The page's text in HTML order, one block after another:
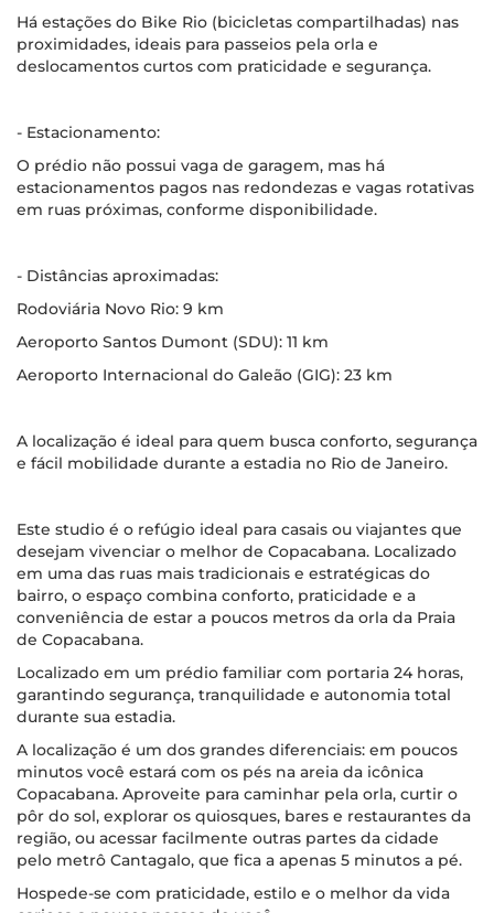
Há estações do Bike Rio (bicicletas compartilhadas) nas
proximidades, ideais para passeios pela orla e
deslocamentos curtos com praticidade e segurança.
- Estacionamento:
O prédio não possui vaga de garagem, mas há
estacionamentos pagos nas redondezas e vagas rotativas
em ruas próximas, conforme disponibilidade.
- Distâncias aproximadas:
Rodoviária Novo Rio: 9 km
Aeroporto Santos Dumont (SDU): 11 km
Aeroporto Internacional do Galeão (GIG): 23 km
A localização é ideal para quem busca conforto, segurança
e fácil mobilidade durante a estadia no Rio de Janeiro.
Este studio é o refúgio ideal para casais ou viajantes que
desejam vivenciar o melhor de Copacabana. Localizado
em uma das ruas mais tradicionais e estratégicas do
bairro, o espaço combina conforto, praticidade e a
conveniência de estar a poucos metros da orla da Praia
de Copacabana.
Localizado em um prédio familiar com portaria 24 horas,
garantindo segurança, tranquilidade e autonomia total
durante sua estadia.
A localização é um dos grandes diferenciais: em poucos
minutos você estará com os pés na areia da icônica
Copacabana. Aproveite para caminhar pela orla, curtir o
pôr do sol, explorar os quiosques, bares e restaurantes da
região, ou acessar facilmente outras partes da cidade
pelo metrô Cantagalo, que fica a apenas 5 minutos a pé.
Hospede-se com praticidade, estilo e o melhor da vida